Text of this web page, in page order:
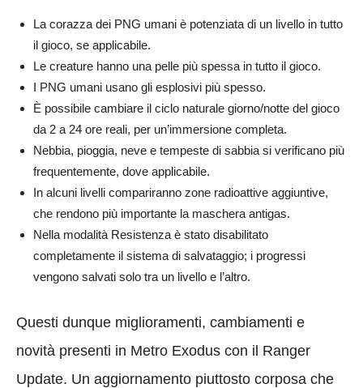
La corazza dei PNG umani è potenziata di un livello in tutto
il gioco, se applicabile.
Le creature hanno una pelle più spessa in tutto il gioco.
I PNG umani usano gli esplosivi più spesso.
È possibile cambiare il ciclo naturale giorno/notte del gioco
da 2 a 24 ore reali, per un’immersione completa.
Nebbia, pioggia, neve e tempeste di sabbia si verificano più
frequentemente, dove applicabile.
In alcuni livelli compariranno zone radioattive aggiuntive,
che rendono più importante la maschera antigas.
Nella modalità Resistenza è stato disabilitato
completamente il sistema di salvataggio; i progressi
vengono salvati solo tra un livello e l’altro.
Questi dunque miglioramenti, cambiamenti e
novità presenti in Metro Exodus con il Ranger
Update. Un aggiornamento piuttosto corposa che